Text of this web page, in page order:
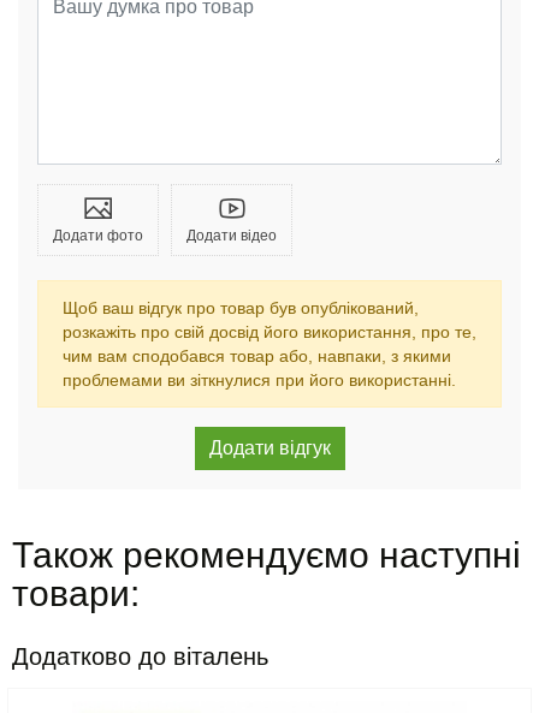
Додати фото Додати відео
Щоб ваш відгук про товар був опублікований,
розкажіть про свій досвід його використання, про те,
чим вам сподобався товар або, навпаки, з якими
проблемами ви зіткнулися при його використанні.
Також рекомендуємо наступні
товари:
Додатково до віталень